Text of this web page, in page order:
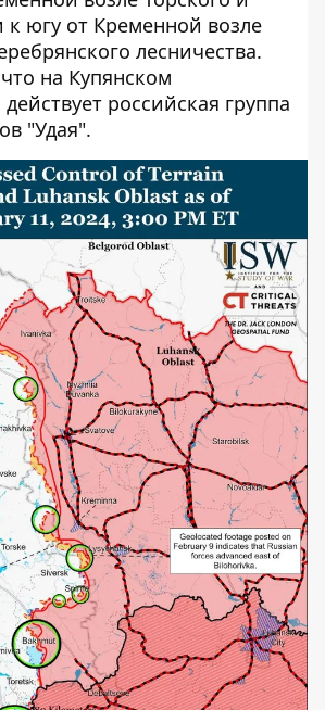
югу от Кременной возле
лесничества.
на Купянском
российская группа
"Удая".